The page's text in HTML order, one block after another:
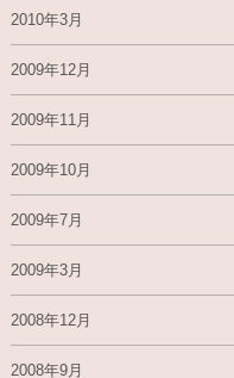
2010年3月
2009年12月
2009年11月
2009年10月
2009年7月
2009年3月
2008年12月
2008年9月